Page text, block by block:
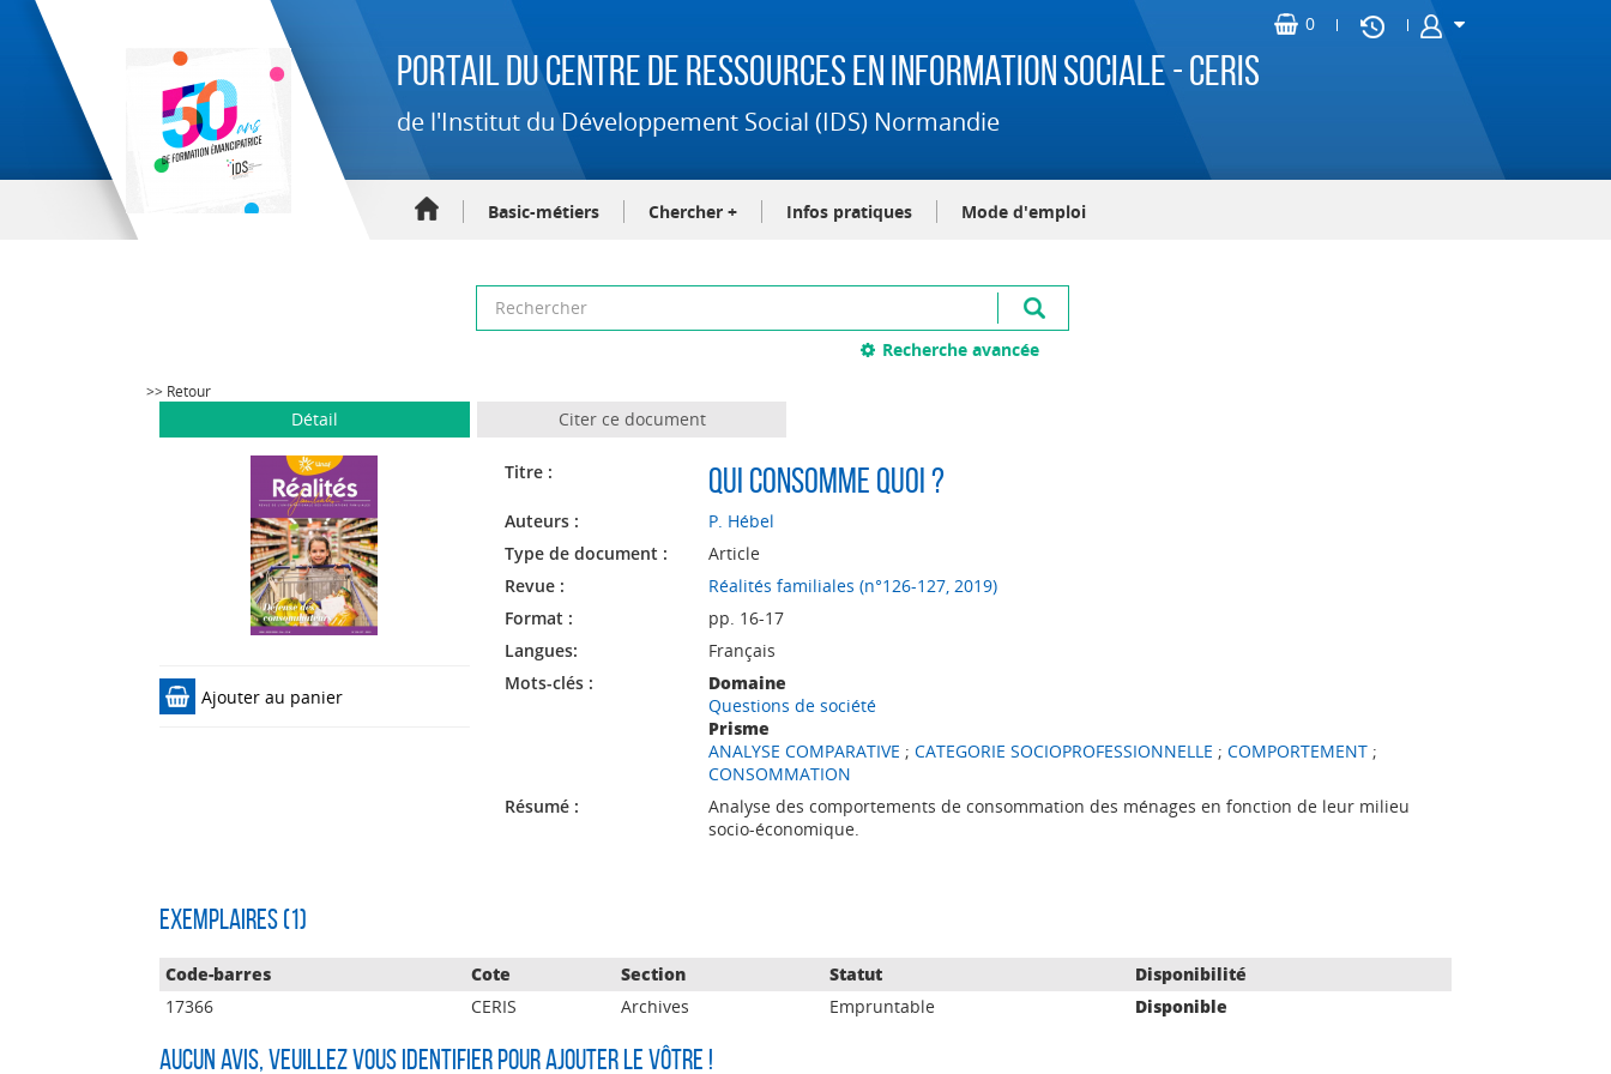
Portail du Centre de Ressources en Information Sociale - CERIS
de l'Institut du Développement Social (IDS) Normandie
Basic-métiers Chercher + Infos pratiques Mode d'emploi
Recherche avancée
>> Retour
Détail Citer ce document
Ajouter au panier
Titre : Qui consomme quoi ?
Auteurs :
P. Hébel
Type de document :
Article
Revue :
Réalités familiales (n°126-127, 2019)
Format :
pp. 16-17
Langues:
Français
Mots-clés :
Domaine
Questions de société
Prisme
ANALYSE COMPARATIVE ; CATEGORIE SOCIOPROFESSIONNELLE ; COMPORTEMENT;
CONSOMMATION
Résumé :
Analyse des comportements de consommation des ménages en fonction de leur milieu
socio-économique.
Exemplaires (1)
Code-barres Cote Section Statut
Disponibilité
17366
CERIS Archives Empruntable Disponible
Aucun avis, veuillez vous identifier pour ajouter le vôtre !